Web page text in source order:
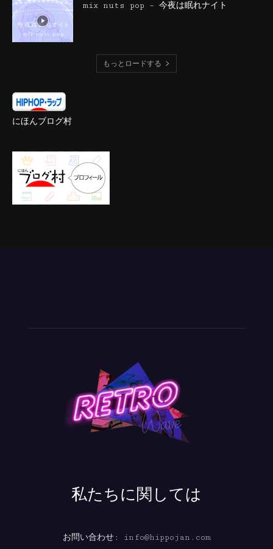
mix nuts pop – 今夜は眠れナイト
もっとロードする
にほんブログ村
私たちに関しては
お問い合わせ: info@hippojan.com